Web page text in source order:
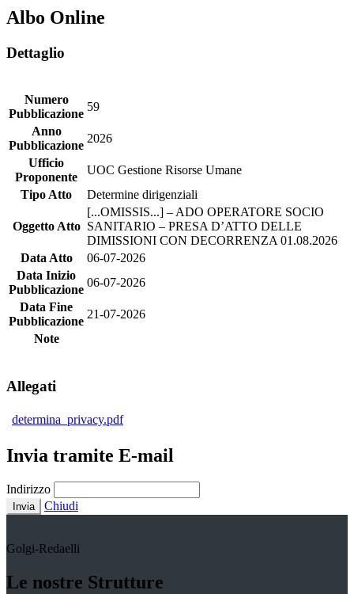
Albo Online
Dettaglio
Numero
Pubblicazione
59
Anno
Pubblicazione
2026
Ufficio
Proponente
UOC Gestione Risorse Umane
Tipo Atto
Determine dirigenziali
Oggetto Atto
[...OMISSIS...] – ADO OPERATORE SOCIO
SANITARIO – PRESA D’ATTO DELLE
DIMISSIONI CON DECORRENZA 01.08.2026
Data Atto
06-07-2026
Data Inizio
Pubblicazione
06-07-2026
Data Fine
Pubblicazione
21-07-2026
Note
Allegati
determina_privacy.pdf
Invia tramite E-mail
Indirizzo
Invia Chiudi
Golgi-Redaelli
Le nostre Strutture